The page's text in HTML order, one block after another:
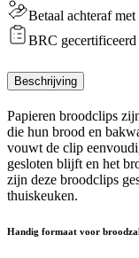
Betaal achteraf
BRC gecertificeerd
Beschrijving
Papieren broodclips
die hun brood en
vouwt de clip
gesloten blijft en het
zijn deze broodclips
thuiskeuken.
Handig formaat voor